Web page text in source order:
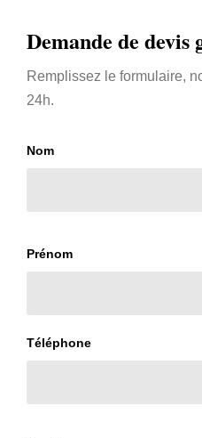
Demande de
Remplissez le formulaire,
24h.
Nom
Prénom
Téléphone